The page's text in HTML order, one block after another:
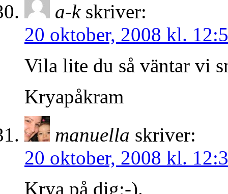
a-k skriver:
20 oktober, 2008 kl.
Vila lite du så väntar vi
Kryapåkram
manuella skriver:
20 oktober, 2008 kl.
Krya på dig;-).